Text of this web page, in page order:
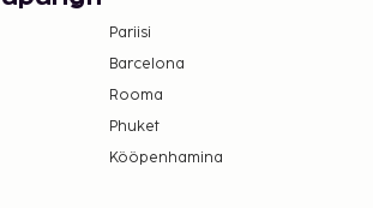
ei tarjoilla alkoholia.
Pariisi
Barcelona
Rooma
Phuket
Kööpenhamina